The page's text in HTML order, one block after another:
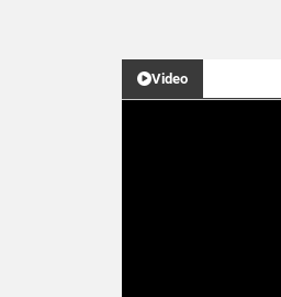
Video